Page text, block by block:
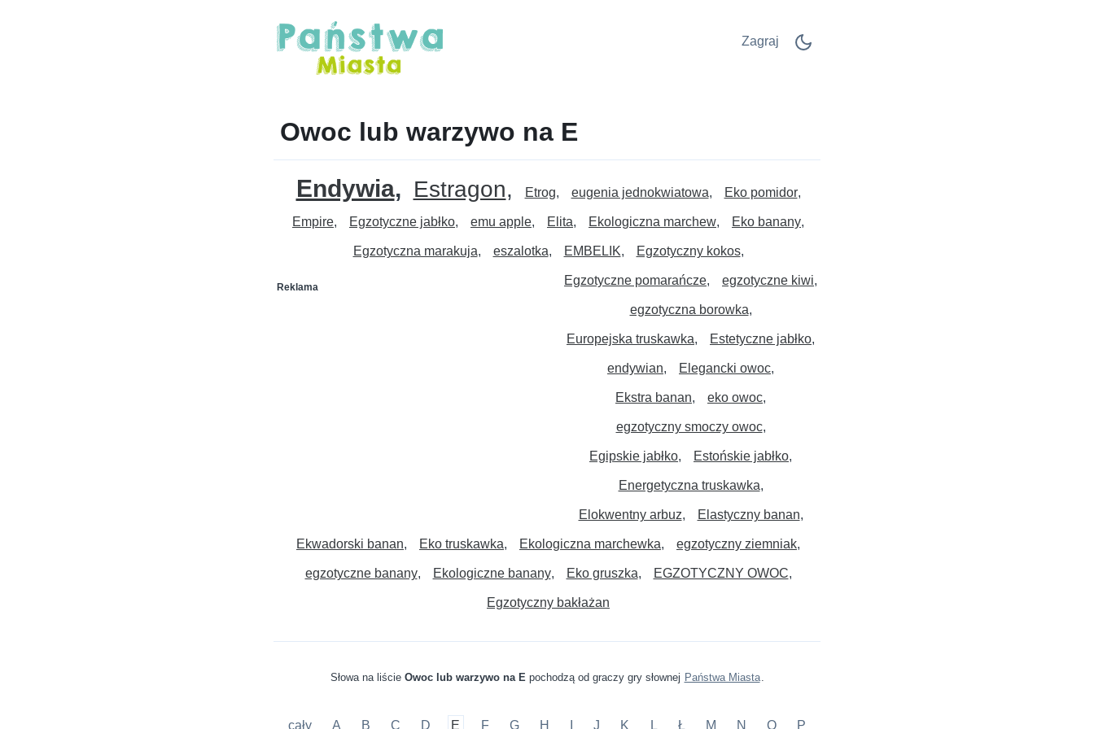
Zagraj
Owoc lub warzywo na E
Endywia Estragon Etrog eugenia jednokwiatowa Eko pomidor
Empire Egzotyczne jabłko emu apple Elita Ekologiczna marchew Eko banany
Egzotyczna marakuja eszalotka EMBELIK Egzotyczny kokos
Reklama Egzotyczne pomarańcze egzotyczne kiwi
egzotyczna borowka
Europejska truskawka Estetyczne jabłko
endywian Elegancki owoc
Ekstra banan eko owoc
egzotyczny smoczy owoc
Egipskie jabłko Estońskie jabłko
Energetyczna truskawka
Elokwentny arbuz Elastyczny banan
Ekwadorski banan Eko truskawka Ekologiczna marchewka egzotyczny ziemniak
egzotyczne banany Ekologiczne banany Eko gruszka EGZOTYCZNY OWOC
Egzotyczny bakłażan
Słowa na liście Owoc lub warzywo na Epochodzą od graczy gry słownej Państwa Miasta.
cały A B C D E F G H J K L Ł M N O P